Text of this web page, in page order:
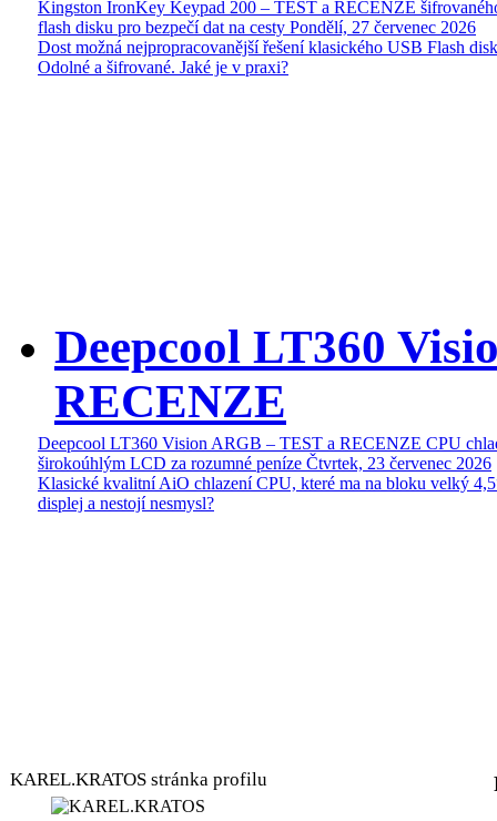
Kingston IronKey Keypad 200 – TEST a RECENZE
flash disku pro bezpečí dat na cesty Pondělí, 27 červenec 2026
Dost možná nejpropracovanější řešení klasického USB Flash
Odolné a šifrované. Jaké je v praxi?
Deepcool LT360
RECENZE
Deepcool LT360 Vision ARGB – TEST a RECENZE CPU
širokoúhlým LCD za rozumné peníze Čtvrtek, 23 červenec 2026
Klasické kvalitní AiO chlazení CPU, které ma na bloku velký
displej a nestojí nesmysl?
KAREL.KRATOS stránka profilu